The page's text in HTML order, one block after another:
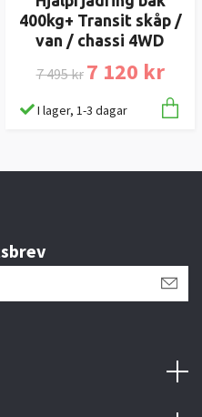
400kg+ Transit skåp /
van / chassi 4WD
7 495 kr 7 120 kr
I lager, 1-3 dagar